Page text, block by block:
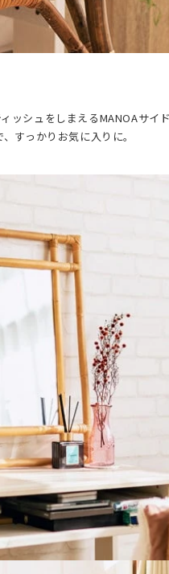
ッシュをしまえるMANOAサイ
すっかりお気に入りに。